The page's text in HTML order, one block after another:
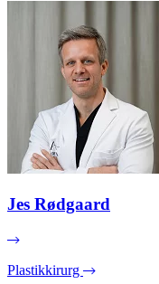
Jes Rødgaard
Plastikkirurg